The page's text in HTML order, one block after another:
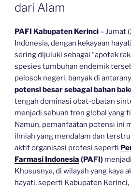
dari Alam
PAFI Kabupaten Kerinci – Jumat
Indonesia, dengan kekayaan
sering dijuluki sebagai “apotek
spesies tumbuhan endemik
pelosok negeri, banyak di
potensi besar sebagai bahan
tengah dominasi obat-obatan
menjadi sebuah tren global yang
Namun, pemanfaatan potensi ini
ilmiah yang mendalam dan
aktif organisasi profesi seperti
Farmasi Indonesia (PAFI)
Khususnya, di wilayah yang kaya
hayati, seperti Kabupaten Kerinci,